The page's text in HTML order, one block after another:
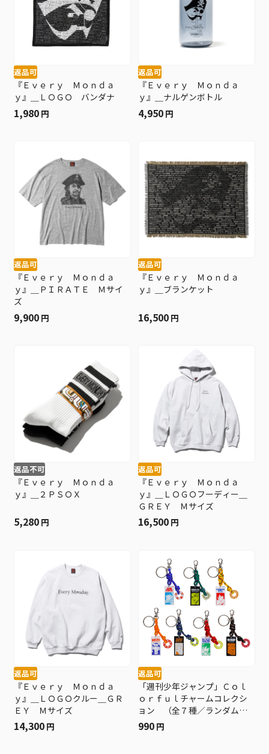
返品可
『Ｅｖｅｒｙ Ｍｏｎｄａ
ｙ』＿ＬＯＧＯ バンダナ
1,980 円
返品可
『Ｅｖｅｒｙ Ｍｏｎｄａ
ｙ』＿ナルゲンボトル
4,950 円
返品可
『Ｅｖｅｒｙ Ｍｏｎｄａ
ｙ』＿ＰＩＲＡＴＥ Ｍサイ
ズ
9,900 円
返品可
『Ｅｖｅｒｙ Ｍｏｎｄａ
ｙ』＿ブランケット
16,500 円
返品不可
『Ｅｖｅｒｙ Ｍｏｎｄａ
ｙ』＿２ＰＳＯＸ
5,280 円
返品可
『Ｅｖｅｒｙ Ｍｏｎｄａ
ｙ』＿ＬＯＧＯフーディー＿
ＧＲＥＹ Ｍサイズ
16,500 円
返品可
『Ｅｖｅｒｙ Ｍｏｎｄａ
ｙ』＿ＬＯＧＯクルー＿ＧＲ
ＥＹ Ｍサイズ
14,300 円
返品可
「週刊少年ジャンプ」Ｃｏｌ
ｏｒｆｕｌチャームコレクシ
ョン （全７種／ランダム１
種入り） ＢＥ２
990 円